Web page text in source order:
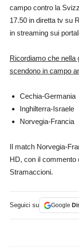
campo contro la
17.50 in diretta tv su
in streaming sui
Ricordiamo che nella
scendono in campo
Cechia-Germania
Inghilterra-Israele
Norvegia-Francia
Il match Norvegia-
HD, con il commento
Stramaccioni.
Seguici su Google